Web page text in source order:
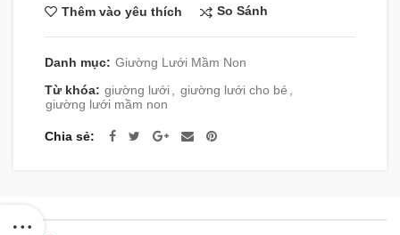
Thêm vào yêu thích So Sánh
Danh mục: Giường Lưới Mầm Non
Từ khóa: giường lưới giường lưới cho bé
giường lưới mầm non
Chia sẻ